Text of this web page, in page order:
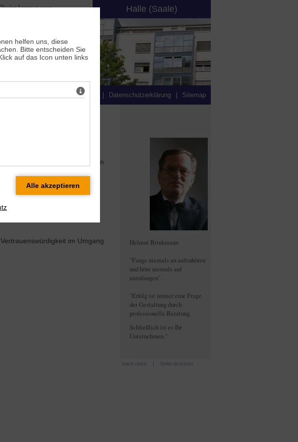
Heilberufe
Halle (Saale)
Impressum Datenschutzerklärung Sitemap
Beratung der
die zu einer effizienten
Grundlagen ist die
je.
und deren
im Interesse Ihrer
im Umgang
Helmut Brinkmann
"Fange niemals an aufzuhören
und höre niemals auf
anzufangen".
"Erfolg ist immer eine Frage
der Gestaltung durch
professionelle Beratung.
Schließlich ist es Ihr
Unternehmen."
nach oben | Seite drucken
helfen uns, diese
Bitte entscheiden Sie
auf das Icon unten links